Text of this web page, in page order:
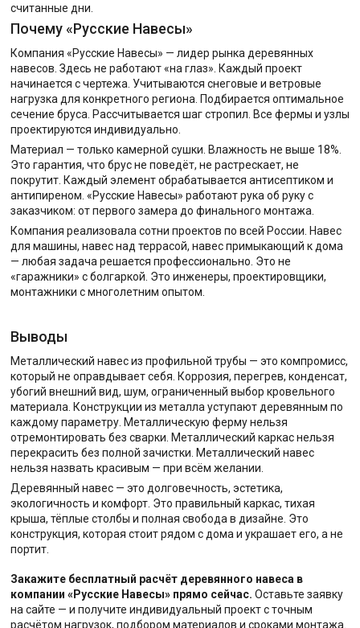
считанные дни.
Почему «Русские Навесы»
Компания «Русские Навесы» — лидер рынка деревянных
навесов. Здесь не работают «на глаз». Каждый проект
начинается с чертежа. Учитываются снеговые и ветровые
нагрузка для конкретного региона. Подбирается оптимальное
сечение бруса. Рассчитывается шаг стропил. Все фермы и узлы
проектируются индивидуально.
Материал — только камерной сушки. Влажность не выше 18%.
Это гарантия, что брус не поведёт, не растрескает, не
покрутит. Каждый элемент обрабатывается антисептиком и
антипиреном. «Русские Навесы» работают рука об руку с
заказчиком: от первого замера до финального монтажа.
Компания реализовала сотни проектов по всей России. Навес
для машины, навес над террасой, навес примыкающий к дома
— любая задача решается профессионально. Это не
«гаражники» с болгаркой. Это инженеры, проектировщики,
монтажники с многолетним опытом.
Выводы
Металлический навес из профильной трубы — это компромисс,
который не оправдывает себя. Коррозия, перегрев, конденсат,
убогий внешний вид, шум, ограниченный выбор кровельного
материала. Конструкции из металла уступают деревянным по
каждому параметру. Металлическую ферму нельзя
отремонтировать без сварки. Металлический каркас нельзя
перекрасить без полной зачистки. Металлический навес
нельзя назвать красивым — при всём желании.
Деревянный навес — это долговечность, эстетика,
экологичность и комфорт. Это правильный каркас, тихая
крыша, тёплые столбы и полная свобода в дизайне. Это
конструкция, которая стоит рядом с дома и украшает его, а не
портит.
Закажите бесплатный расчёт деревянного навеса в
компании «Русские Навесы» прямо сейчас. Оставьте заявку
на сайте — и получите индивидуальный проект с точным
расчётом нагрузок, подбором материалов и сроками монтажа.